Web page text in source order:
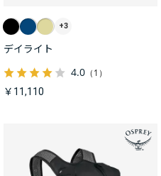
+3
デイライト
4.0 （1）
￥11,110